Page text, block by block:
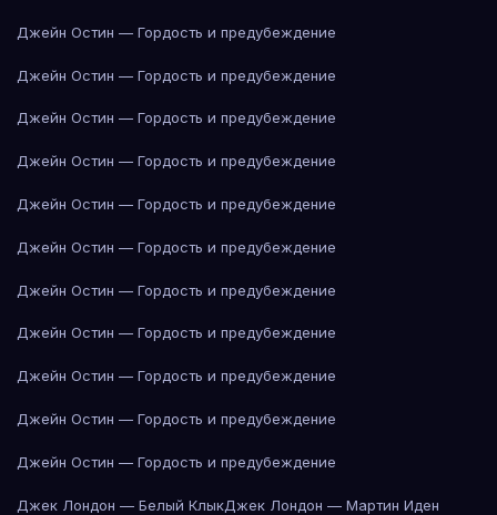
Джейн Остин — Гордость и предубеждение
Джейн Остин — Гордость и предубеждение
Джейн Остин — Гордость и предубеждение
Джейн Остин — Гордость и предубеждение
Джейн Остин — Гордость и предубеждение
Джейн Остин — Гордость и предубеждение
Джейн Остин — Гордость и предубеждение
Джейн Остин — Гордость и предубеждение
Джейн Остин — Гордость и предубеждение
Джейн Остин — Гордость и предубеждение
Джейн Остин — Гордость и предубеждение
Джек Лондон — Белый КлыкДжек Лондон — Мартин Иден